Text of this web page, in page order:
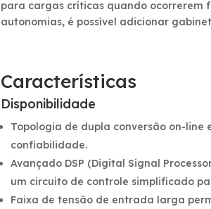
para cargas críticas quando ocorrerem
autonomias, é possível adicionar
Características
Disponibilidade
Topologia de dupla conversão on-
confiabilidade.
Avançado DSP (Digital Signal
um circuito de controle simplificado
Faixa de tensão de entrada larga